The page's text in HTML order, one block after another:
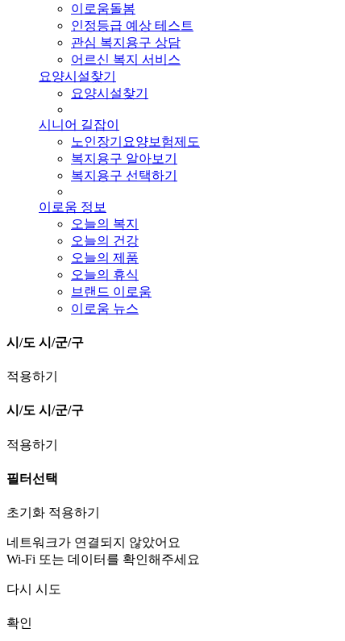
이로움돌봄
인정등급 예상 테스트
관심 복지용구 상담
어르신 복지 서비스
요양시설찾기
요양시설찾기
시니어 길잡이
노인장기요양보험제도
복지용구 알아보기
복지용구 선택하기
이로움 정보
오늘의 복지
오늘의 건강
오늘의 제품
오늘의 휴식
브랜드 이로움
이로움 뉴스
시/도 시/군/구
적용하기
시/도 시/군/구
적용하기
필터선택
초기화 적용하기
네트워크가 연결되지 않았어요
Wi-Fi 또는 데이터를 확인해주세요
다시 시도
확인